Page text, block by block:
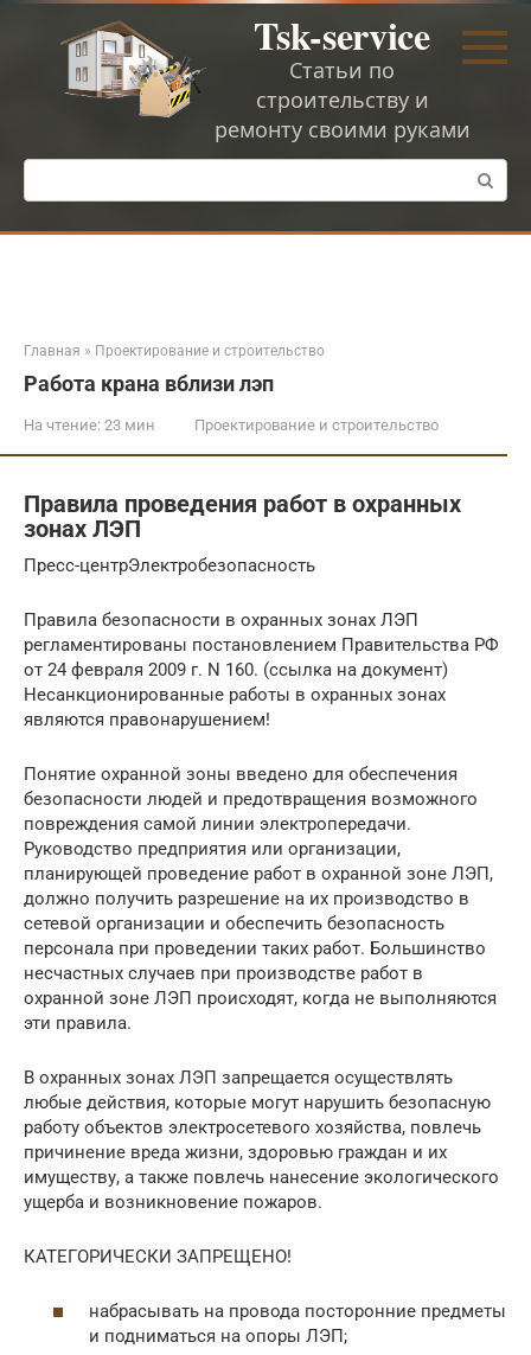
Перейти
Tsk-service
Статьи по
строительству и
ремонту своими руками
Поиск:
Главная » Проектирование и строительство
Работа крана вблизи лэп
На чтение: 23 мин Проектирование и строительство
Правила проведения работ в охранных
зонах ЛЭП
Пресс-центрЭлектробезопасность
Правила безопасности в охранных зонах ЛЭП
регламентированы постановлением Правительства РФ
от 24 февраля 2009 г. N 160. (ссылка на документ)
Несанкционированные работы в охранных зонах
являются правонарушением!
Понятие охранной зоны введено для обеспечения
безопасности людей и предотвращения возможного
повреждения самой линии электропередачи.
Руководство предприятия или организации,
планирующей проведение работ в охранной зоне ЛЭП,
должно получить разрешение на их производство в
сетевой организации и обеспечить безопасность
персонала при проведении таких работ. Большинство
несчастных случаев при производстве работ в
охранной зоне ЛЭП происходят, когда не выполняются
эти правила.
В охранных зонах ЛЭП запрещается осуществлять
любые действия, которые могут нарушить безопасную
работу объектов электросетевого хозяйства, повлечь
причинение вреда жизни, здоровью граждан и их
имуществу, а также повлечь нанесение экологического
ущерба и возникновение пожаров.
КАТЕГОРИЧЕСКИ ЗАПРЕЩЕНО!
набрасывать на провода посторонние предметы
и подниматься на опоры ЛЭП;